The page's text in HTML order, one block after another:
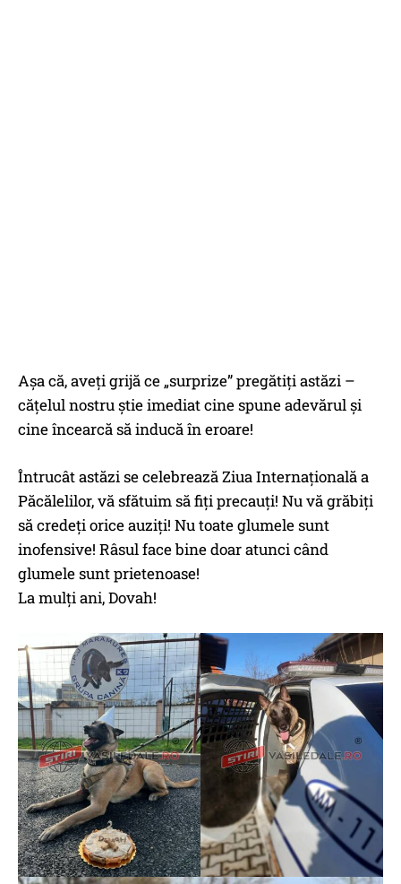
Așa că, aveți grijă ce „surprize” pregătiți astăzi –
cățelul nostru știe imediat cine spune adevărul și
cine încearcă să inducă în eroare!
Întrucât astăzi se celebrează Ziua Internațională a
Păcălelilor, vă sfătuim să fiți precauți! Nu vă grăbiți
să credeți orice auziți! Nu toate glumele sunt
inofensive! Râsul face bine doar atunci când
glumele sunt prietenoase!
La mulți ani, Dovah!